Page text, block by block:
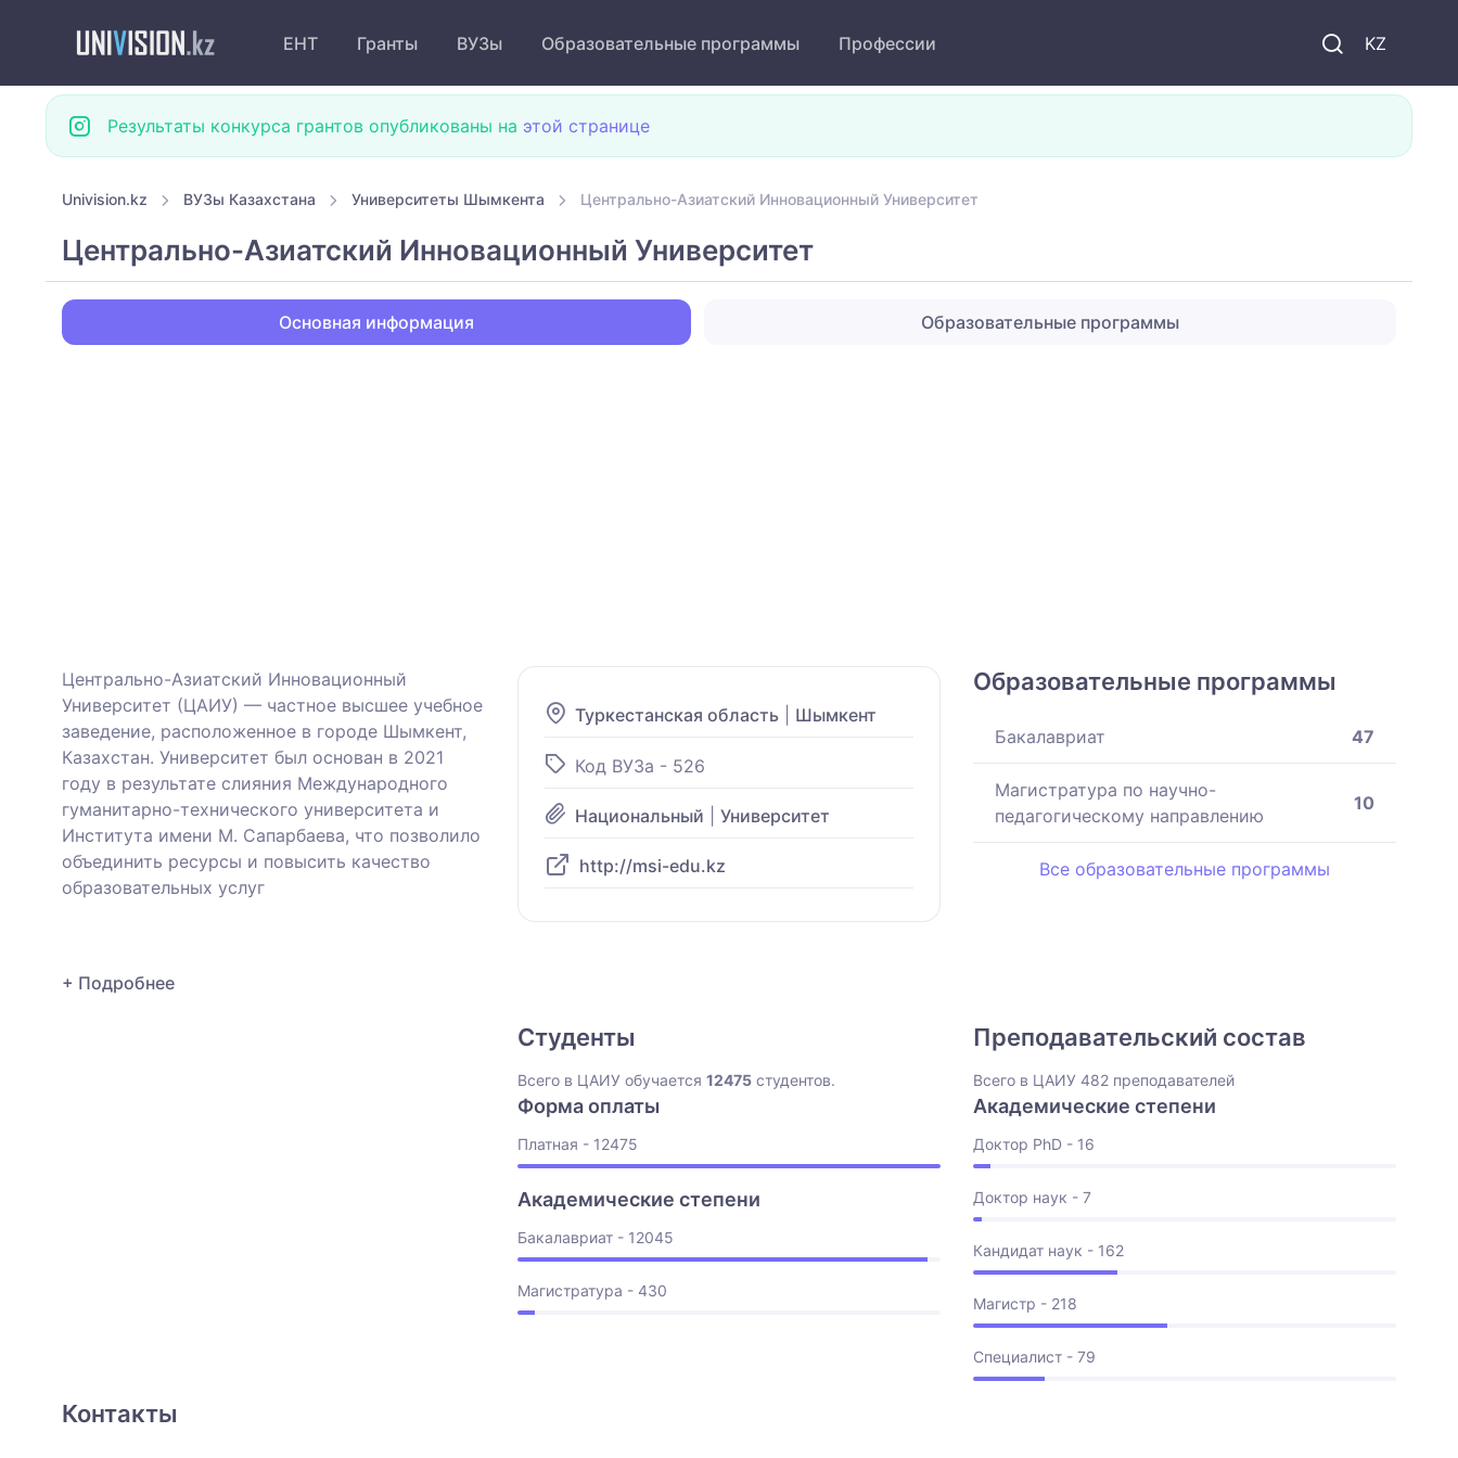
KZ
ЕНТ Гранты ВУЗы Образовательные программы Профессии
Результаты конкурса грантов опубликованы на этой странице
Univision.kz ВУЗы Казахстана Университеты Шымкента Центрально-Азиатский Инновационный Университет
Центрально-Азиатский Инновационный Университет
Основная информация Образовательные программы
Центрально-Азиатский Инновационный
Университет (ЦАИУ) — частное высшее учебное
заведение, расположенное в городе Шымкент,
Казахстан. Университет был основан в 2021
году в результате слияния Международного
гуманитарно-технического университета и
Института имени М. Сапарбаева, что позволило
объединить ресурсы и повысить качество
образовательных услуг
+ Подробнее
Туркестанская область| Шымкент
Код ВУЗа - 526
Национальный Университет
http://msi-edu.kz
Образовательные программы
Бакалавриат 47
Магистратура по научно-
педагогическому направлению
10
Все образовательные программы
Студенты
Всего в ЦАИУ обучается 12475студентов.
Форма оплаты
Платная - 12475
Академические степени
Бакалавриат - 12045
Магистратура - 430
Преподавательский состав
Всего в ЦАИУ 482 преподавателей
Академические степени
Доктор PhD - 16
Доктор наук - 7
Кандидат наук - 162
Магистр - 218
Специалист - 79
Контакты